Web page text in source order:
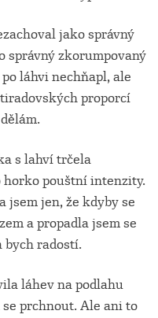
jako správný
správný zkorumpovaný
láhvi nechňapl, ale
proporcí
s lahví trčela
pouštní intenzity.
jsem jen, že kdyby se
a propadla jsem se
bych radostí.
láhev na podlahu
prchnout. Ale ani to